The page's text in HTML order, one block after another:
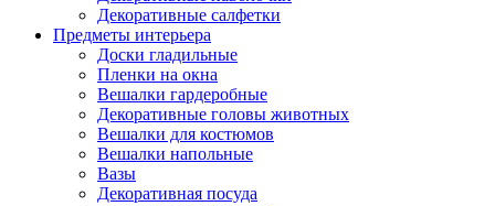
Декоративные салфетки
Предметы интерьера
Доски гладильные
Пленки на окна
Вешалки гардеробные
Декоративные головы животных
Вешалки для костюмов
Вешалки напольные
Вазы
Декоративная посуда